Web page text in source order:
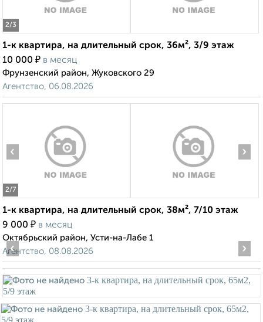
2/3
1-к квартира, на длительный срок, 36м², 3/9 этаж
10 000 ₽ в месяц
Фрунзенский район, Жуковского 29
Агентство, 06.08.2026
2/7
‹ ›
1-к квартира, на длительный срок, 38м², 7/10 этаж
9 000 ₽ в месяц
Октябрьский район, Усти-на-Лабе 1
Агентство, 08.08.2026
‹ ›